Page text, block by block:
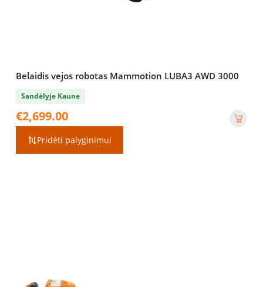
Belaidis vejos robotas Mammotion LUBA3 AWD 3000
Sandėlyje Kaune
€2,699.00
Pridėti palyginimui